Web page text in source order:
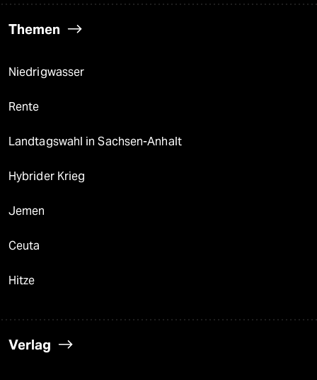
Themen
Niedrigwasser
Rente
Landtagswahl in Sachsen-Anhalt
Hybrider Krieg
Jemen
Ceuta
Hitze
Verlag